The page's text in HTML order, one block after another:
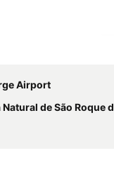
Airport
de São Roque do Pico